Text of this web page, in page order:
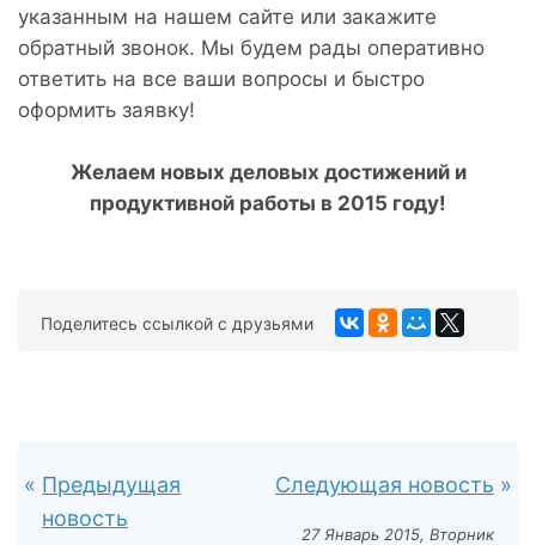
указанным на нашем сайте или закажите
обратный звонок. Мы будем рады оперативно
ответить на все ваши вопросы и быстро
оформить заявку!
Желаем новых деловых достижений и
продуктивной работы в 2015 году!
Поделитесь ссылкой с друзьями
Предыдущая
новость
Следующая новость
27 Январь 2015, Вторник